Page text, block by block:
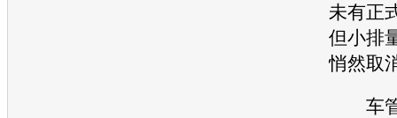
未有正
但小排
悄然取
车管